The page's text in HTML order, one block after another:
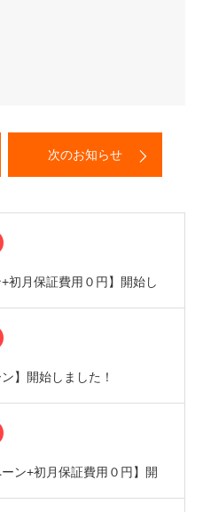
次のお知らせ
初月保証費用０円】開始し
】開始しました！
ン+初月保証費用０円】開